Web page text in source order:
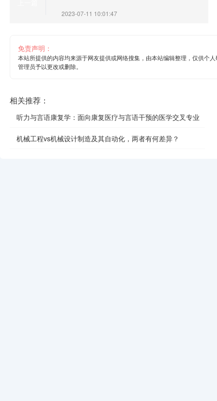
2023-07-11 10:01:47
免责声明：
本站所提供的内容均来源于网友提供或网络搜集，由本站编辑整理，仅供个
管理员予以更改或删除。
相关推荐：
听力与言语康复学：面向康复医疗与言语干预的医学交叉专业
机械工程vs机械设计制造及其自动化，两者有何差异？